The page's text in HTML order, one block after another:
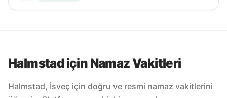
Halmstad için Namaz Vakitleri
Halmstad, İsveç için doğru ve resmi namaz vakitlerini